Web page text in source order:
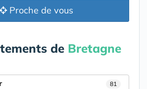
Proche de vous
de Bretagne
81